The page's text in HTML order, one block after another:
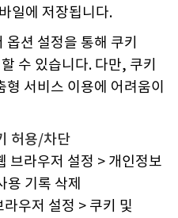
일에 저장됩니다.
션 설정을 통해 쿠키
수 있습니다. 다만, 쿠키
서비스 이용에 어려움이
허용/차단
라우저 설정 > 개인정보
용 기록 삭제
우저 설정 > 쿠키 및